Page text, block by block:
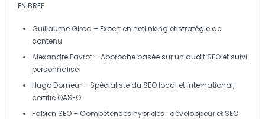
EN BREF
Guillaume Girod – Expert en netlinking et stratégie de
contenu
Alexandre Favrot – Approche basée sur un audit SEO et suivi
personnalisé
Hugo Domeur – Spécialiste du SEOlocal etinternational,
certifié QASEO
Fabien SEO – Compétences hybrides : développeur et SEO